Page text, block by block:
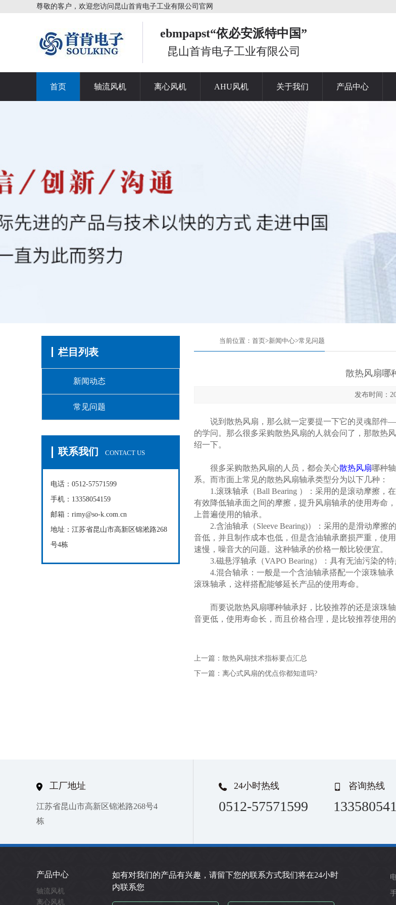
尊敬的客户，欢迎您访问昆山首肯电子工业有限公司官网
ebmpapst“依必安派特中国”
昆山首肯电子工业有限公司
首页 轴流风机 离心风机 AHU风机 关于我们 产品中心
栏目列表
新闻动态
常见问题
联系我们 CONTACT US
电话：0512-57571599
手机：13358054159
邮箱：rimy@so-k.com.cn
地址：江苏省昆山市高新区锦淞路268
号4栋
当前位置： 首页>新闻中心>常见问题
散热风扇哪
发布时间：
说到散热风扇，那么就一定要提一下它的灵魂部件
的学问。那么很多采购散热风扇的人就会问了，那散热
绍一下。
很多采购散热风扇的人员，都会关心散热风扇哪种
系。而市面上常见的散热风扇轴承类型分为以下几种：
1.滚珠轴承（Ball Bearing ）：采用的是滚动摩擦，
有效降低轴承面之间的摩擦，提升风扇轴承的使用寿命
上普遍使用的轴承。
2.含油轴承（Sleeve Bearing)）：采用的是滑动摩擦
音低，并且制作成本也低，但是含油轴承磨损严重，使
速慢，噪音大的问题。这种轴承的价格一般比较便宜。
3.磁悬浮轴承（VAPO Bearing）：具有无油污染的特
4.混合轴承：一般是一个含油轴承搭配一个滚珠轴承
滚珠轴承，这样搭配能够延长产品的使用寿命。
而要说散热风扇哪种轴承好，比较推荐的还是滚珠轴
音更低，使用寿命长，而且价格合理，是比较推荐使用的
上一篇： 散热风扇技术指标要点汇总
下一篇： 离心式风扇的优点你都知道吗?
工厂地址
江苏省昆山市高新区锦淞路268号4
栋
24小时热线
0512-57571599
咨询热线
产品中心
轴流风机
离心风机
如有对我们的产品有兴趣，请留下您的联系方式我们将在24小时
内联系您